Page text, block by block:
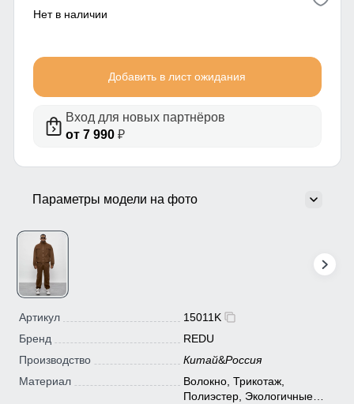
Нет в наличии
Добавить в лист ожидания
Вход для новых партнёров
от 7 990₽
Параметры модели на фото
Артикул
15011K
Бренд
REDU
Производство
Китай&Россия
Материал
Волокно, Трикотаж,
Полиэстер, Экологичные